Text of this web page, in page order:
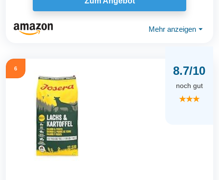
Mehr anzeigen ⏷
6 8.7/10
noch gut
★★★